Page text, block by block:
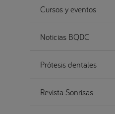
Cursos y eventos
Noticias BQDC
Prótesis dentales
Revista Sonrisas